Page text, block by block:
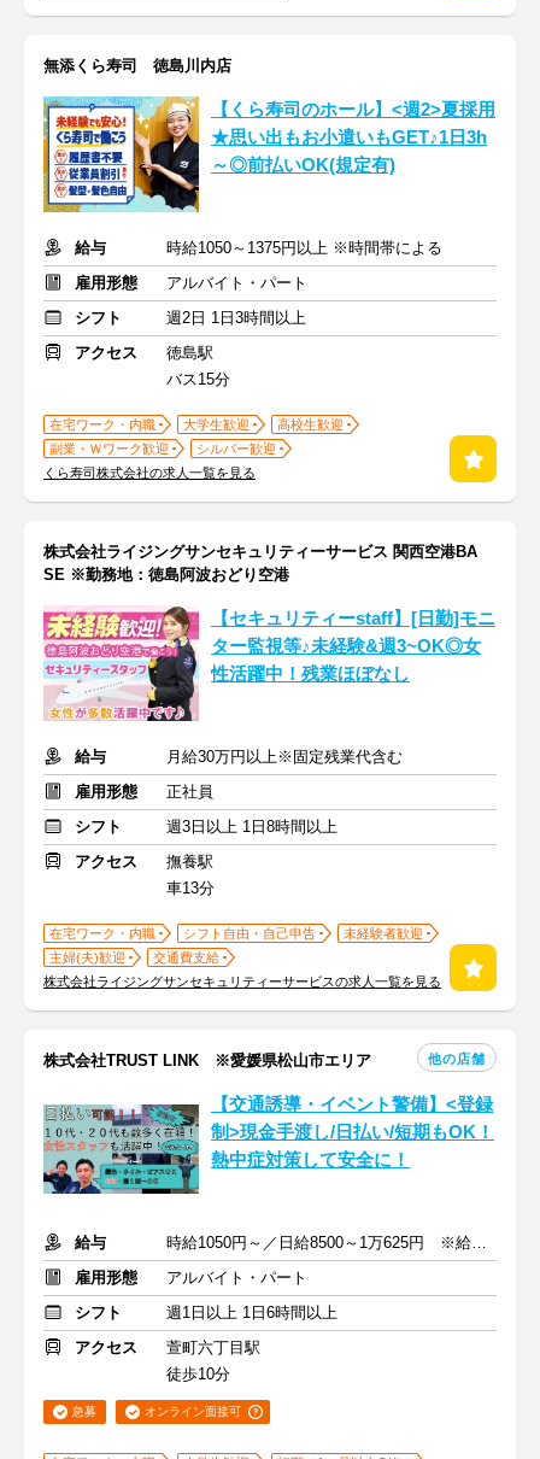
無添くら寿司 徳島川内店
【くら寿司のホール】<週2>夏採用
★思い出もお小遣いもGET♪1日3h
～◎前払いOK(規定有)
給与
時給1050～1375円以上 ※時間帯による
雇用形態
アルバイト・パート
シフト
週2日 1日3時間以上
アクセス
徳島駅
バス15分
在宅ワーク・内職 大学生歓迎
高校生歓迎
副業・Ｗワーク歓迎
シルバー歓迎
くら寿司株式会社の求人一覧を見る
株式会社ライジングサンセキュリティーサービス 関西空港BA
SE ※勤務地：徳島阿波おどり空港
【セキュリティーstaff】[日勤]モニ
ター監視等♪未経験&週3~OK◎女
性活躍中！残業ほぼなし
給与
月給30万円以上※固定残業代含む
雇用形態
正社員
シフト
週3日以上 1日8時間以上
アクセス
撫養駅
車13分
在宅ワーク・内職 シフト自由・自己申告
未経験者歓迎
主婦(夫)歓迎
交通費支給
株式会社ライジングサンセキュリティーサービスの求人一覧を見る
株式会社TRUST LINK ※愛媛県松山市エリア 他の店舗
【交通誘導・イベント警備】<登録
制>現金手渡し/日払い/短期もOK！
熱中症対策して安全に！
給与
時給1050円～／日給8500～1万625円 ※給与は案件により変動
雇用形態
アルバイト・パート
シフト
週1日以上 1日6時間以上
アクセス
萱町六丁目駅
徒歩10分
急募 オンライン面接可